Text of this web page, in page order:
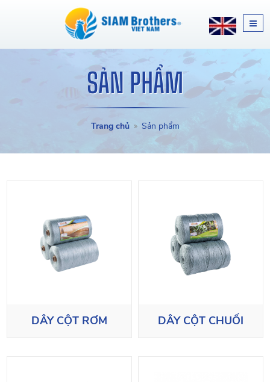
SẢN PHẨM
Trang chủ Sản phẩm
DÂY CỘT RƠM DÂY CỘT CHUỐI